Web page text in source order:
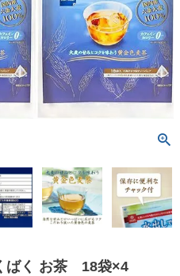
ばく お茶 18袋×4